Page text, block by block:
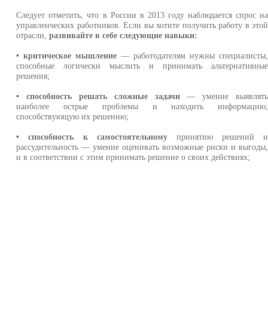
Следует отметить, что в России в 2013 году наблюдается спрос на
управленческих работников. Если вы хотите получить работу в этой
отрасли,развивайте в себе следующие навыки:
• критическое мышление — работодателям нужны специалисты,
способные логически мыслить и принимать альтернативные
решения;
• способность решать сложные задачи— умение выявлять
наиболее острые проблемы и находить информацию,
способствующую их решению;
• способность к самостоятельномупринятию решений и
рассудительность — умение оценивать возможные риски и выгоды,
и в соответствии с этим принимать решение о своих действиях;